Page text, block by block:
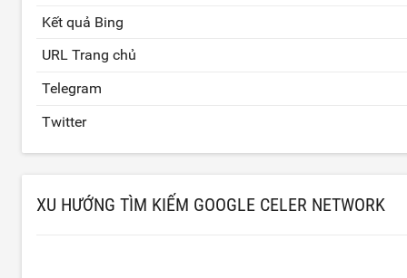
Kết quả Bing
URL Trang chủ
Telegram
Twitter
XU HƯỚNG TÌM KIẾM GOOGLE CELER NETWORK